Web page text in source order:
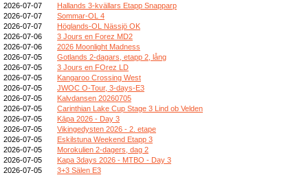
2026-07-07
Hallands 3-kvällars Etapp Snapparp
2026-07-07
Sommar-OL 4
2026-07-07
Höglands-OL Nässjö OK
2026-07-06
3 Jours en Forez MD2
2026-07-06
2026 Moonlight Madness
2026-07-05
Gotlands 2-dagars, etapp 2, lång
2026-07-05
3 Jours en FOrez LD
2026-07-05
Kangaroo Crossing West
2026-07-05
JWOC O-Tour, 3-days-E3
2026-07-05
Kalvdansen 20260705
2026-07-05
Carinthian Lake Cup Stage 3 Lind ob Velden
2026-07-05
Kāpa 2026 - Day 3
2026-07-05
Vikingedysten 2026 - 2. etape
2026-07-05
Eskilstuna Weekend Etapp 3
2026-07-05
Morokulien 2-dagers, dag 2
2026-07-05
Kapa 3days 2026 - MTBO - Day 3
2026-07-05
3+3 Sälen E3